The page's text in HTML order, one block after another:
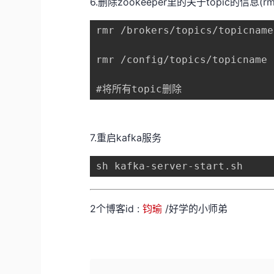
rmr /brokers/topics/topicname
rmr /config/topics/topicname
#将所有topic删除
7.重启kafka服务
sh kafka-server-start.sh
2个博客id : 钧瑜 /好学的小师弟